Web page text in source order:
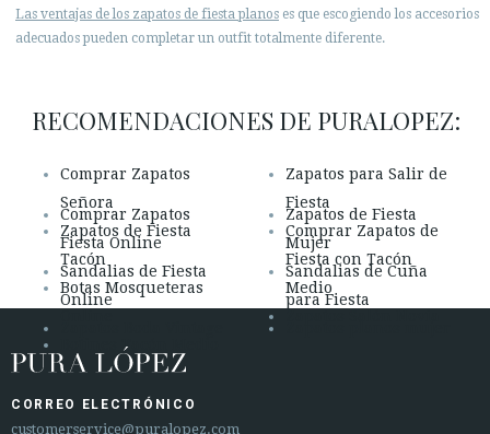
Las ventajas de los zapatos de fiesta planos es que escogiendo los accesorios
adecuados pueden completar un outfit totalmente diferente.
RECOMENDACIONES DE PURALOPEZ:
Comprar Zapatos
Señora
Zapatos de Fiesta
Tacón
Botas Mosqueteras
Botines Tacón Medio
Zapatos para Salir de
Fiesta
Comprar Zapatos de
Fiesta con Tacón
Medio
Comprar Zapatos
Fiesta Online
Sandalias de Fiesta
Online
Zapatos de Fiesta
Mujer
Sandalias de Cuña
para Fiesta
CORREO ELECTRÓNICO
customerservice@puralopez.com